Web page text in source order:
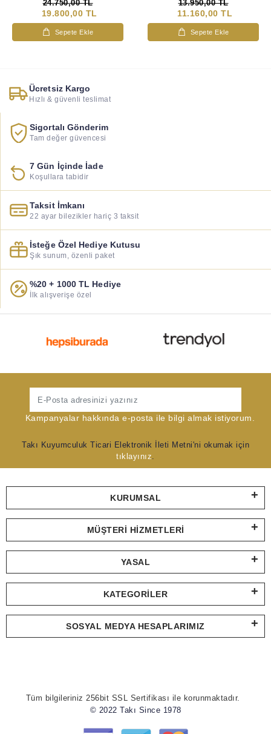
24.750,00 TL
19.800,00 TL
Sepete Ekle
13.950,00 TL
11.160,00 TL
Sepete Ekle
Ücretsiz Kargo
Hızlı & güvenli teslimat
Sigortalı Gönderim
Tam değer güvencesi
7 Gün İçinde İade
Koşullara tabidir
Taksit İmkanı
22 ayar bilezikler hariç 3 taksit
İsteğe Özel Hediye Kutusu
Şık sunum, özenli paket
%20 + 1000 TL Hediye
İlk alışverişe özel
Kampanyalar hakkında e-posta ile bilgi almak istiyorum.
Takı Kuyumculuk Ticari Elektronik İleti Metni'ni okumak için
tıklayınız.
KURUMSAL
MÜŞTERI HIZMETLERI
YASAL
KATEGORILER
SOSYAL MEDYA HESAPLARIMIZ
Tüm bilgileriniz 256bit SSL Sertifikası ile korunmaktadır.
© 2022 Takı Since 1978